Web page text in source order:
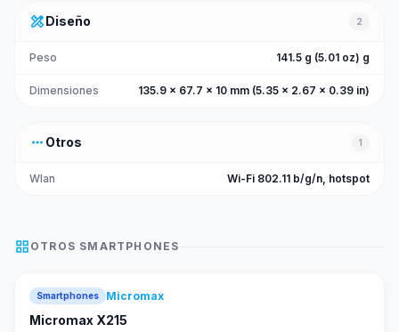
design_servicesDiseño 2
Peso 141.5 g (5.01 oz) g
Dimensiones 135.9 x 67.7 x 10 mm (5.35 x 2.67 x 0.39 in)
more_horiz Otros 1
Wlan Wi-Fi 802.11 b/g/n, hotspot
grid_view OTROS SMARTPHONES
Smartphones Micromax
Micromax X215